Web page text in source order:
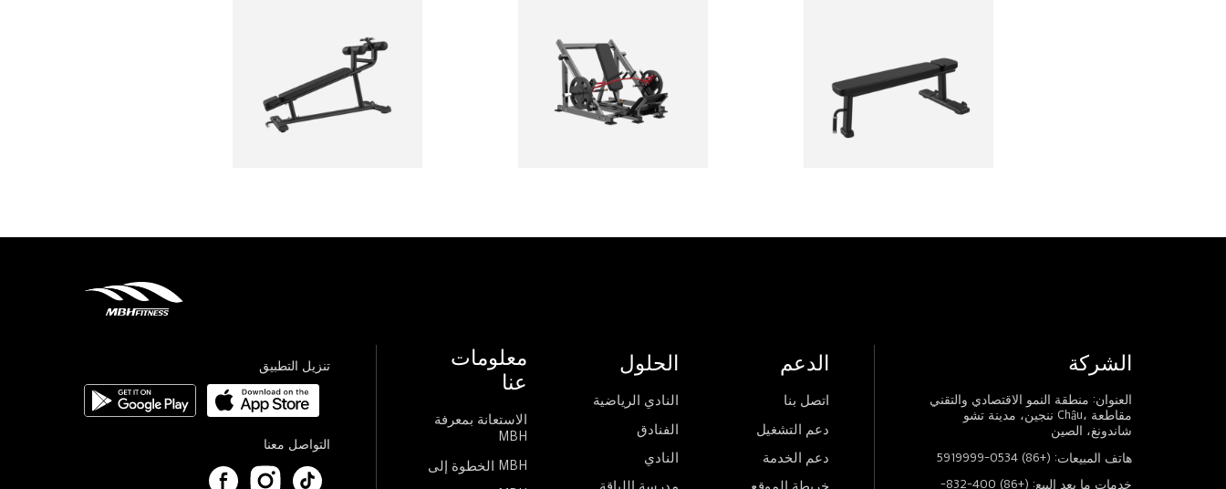
تنزيل التطبيق
التواصل معنا
معلومات
عنا
الاستعانة بمعرفة
MBH
الخطوة إلى MBH
الحلول
النادي الرياضية
الفنادق
النادي
مدرسة اللياقة
الدعم
اتصل بنا
دعم التشغيل
دعم الخدمة
خريطة الموقع
الشركة
العنوان: منطقة النمو الاقتصادي والتقني
ننجين، مدينة تشو Châu، مقاطعة
شاندونغ، الصين
هاتف المبيعات: (+86) 0534-5919999
خدمات ما بعد البيع: (+86) 400-832-